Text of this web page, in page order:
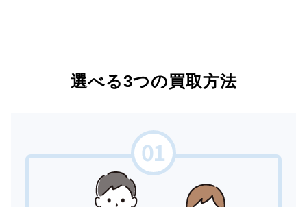
選べる3つの買取方法